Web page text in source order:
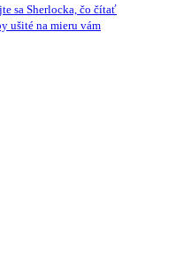
sa Sherlocka, čo čítať
ušité na mieru vám